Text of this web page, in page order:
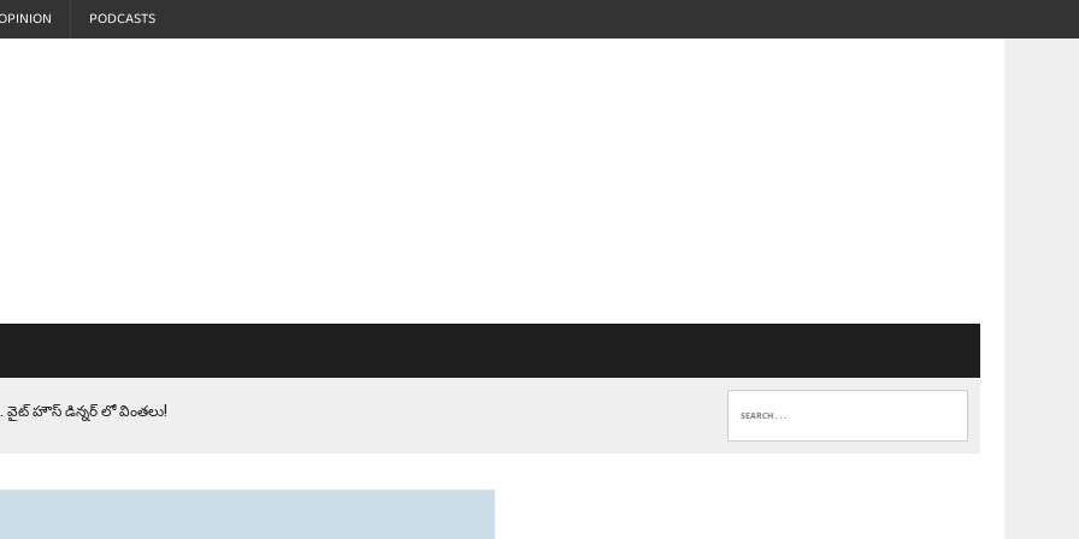
PODCASTS
వైట్ హౌస్ డిన్నర్ లో వింతలు!
BET. సముద్రంలో ట్రంప్ టోల్ బూత్